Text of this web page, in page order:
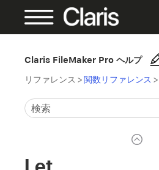
Claris FileMaker Pro ヘルプ
リファレンス >関数リファレンス >